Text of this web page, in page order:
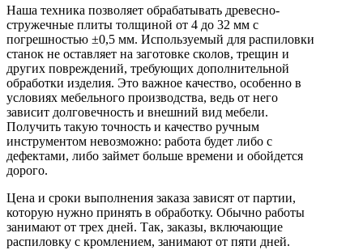
Наша техника позволяет обрабатывать древесно-
стружечные плиты толщиной от 4 до 32 мм с
погрешностью ±0,5 мм. Используемый для распиловки
станок не оставляет на заготовке сколов, трещин и
других повреждений, требующих дополнительной
обработки изделия. Это важное качество, особенно в
условиях мебельного производства, ведь от него
зависит долговечность и внешний вид мебели.
Получить такую точность и качество ручным
инструментом невозможно: работа будет либо с
дефектами, либо займет больше времени и обойдется
дорого.
Цена и сроки выполнения заказа зависят от партии,
которую нужно принять в обработку. Обычно работы
занимают от трех дней. Так, заказы, включающие
распиловку с кромлением, занимают от пяти дней.